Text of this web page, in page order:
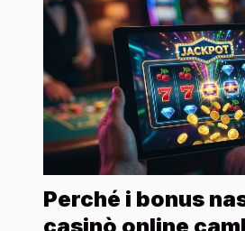
Perché i bonus